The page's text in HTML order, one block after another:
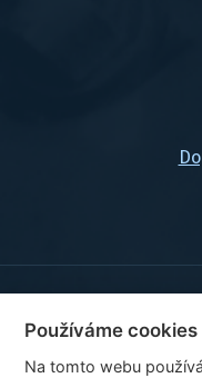
©
Ceny
Používáme cookies
Na tomto webu